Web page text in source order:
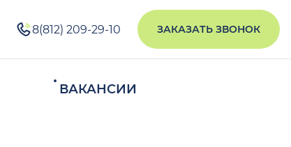
8(812) 209-29-10 ЗАКАЗАТЬ ЗВОНОК
ВАКАНСИИ